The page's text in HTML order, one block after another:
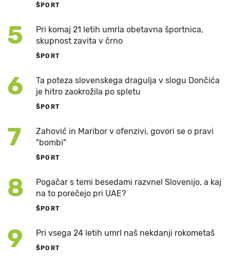
ŠPORT
5
Pri komaj 21 letih umrla obetavna športnica,
skupnost zavita v črno
ŠPORT
6
Ta poteza slovenskega dragulja v slogu Dončića
je hitro zaokrožila po spletu
ŠPORT
7
Zahović in Maribor v ofenzivi, govori se o pravi
"bombi"
ŠPORT
8
Pogačar s temi besedami razvnel Slovenijo, a kaj
na to porečejo pri UAE?
ŠPORT
9 Pri vsega 24 letih umrl naš nekdanji rokometaš
ŠPORT